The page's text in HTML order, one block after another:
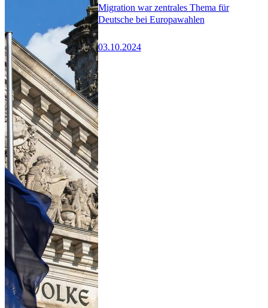
Migration war zentrales Thema für
Deutsche bei Europawahlen
03.10.2024